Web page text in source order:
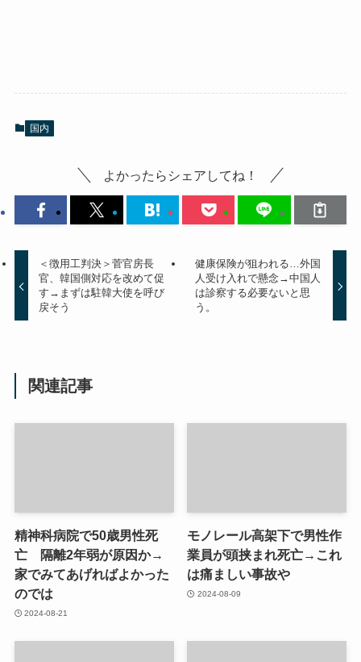
国内
よかったらシェアしてね！
＜徴用工判決＞菅官房長
官、韓国側対応を改めて促
す→まずは駐韓大使を呼び
戻そう
健康保険が狙われる…外国
人受け入れで懸念→中国人
は診察する必要ないと思
う。
関連記事
精神科病院で50歳男性死
亡 隔離2年弱が原因か→
家でみてあげればよかった
のでは
2024-08-21
モノレール高架下で男性作
業員が頭挟まれ死亡→これ
は痛ましい事故や
2024-08-09